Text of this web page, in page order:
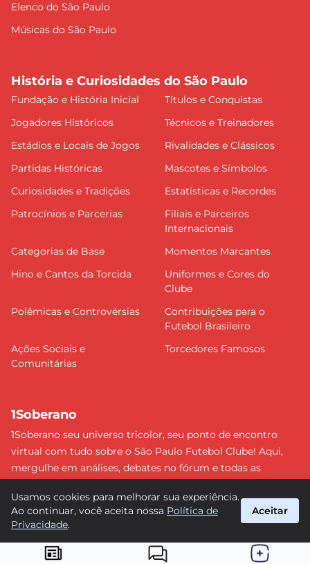
Elenco do São Paulo
Músicas do São Paulo
História e Curiosidades do São Paulo
Fundação e História Inicial
Títulos e Conquistas
Jogadores Históricos
Técnicos e Treinadores
Estádios e Locais de Jogos
Rivalidades e Clássicos
Partidas Históricas
Mascotes e Símbolos
Curiosidades e Tradições
Estatísticas e Recordes
Patrocínios e Parcerias
Filiais e Parceiros
Internacionais
Categorias de Base
Momentos Marcantes
Hino e Cantos da Torcida
Uniformes e Cores do
Clube
Polêmicas e Controvérsias
Contribuições para o
Futebol Brasileiro
Ações Sociais e
Comunitárias
Torcedores Famosos
1Soberano
1Soberano seu universo tricolor, seu ponto de encontro
virtual com tudo sobre o São Paulo Futebol Clube! Aqui,
mergulhe em análises, debates no fórum e todas as
detalhe e faça parte dessa comunidade apaixonada pelo
tricolor paulista. #SPFC #SãoPaulo #1Soberano
Usamos cookies para melhorar sua experiência.
Ao continuar, você aceita nossa Política de
Privacidade.
Aceitar